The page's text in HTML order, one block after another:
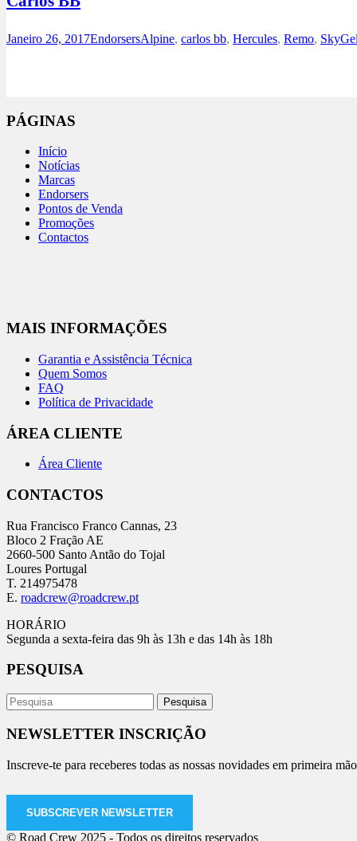
Janeiro 26, 2017EndorsersAlpine, carlos bb, Hercules, Remo,
PÁGINAS
Início
Notícias
Marcas
Endorsers
Pontos de Venda
Promoções
Contactos
MAIS INFORMAÇÕES
Garantia e Assistência Técnica
Quem Somos
FAQ
Política de Privacidade
ÁREA CLIENTE
Área Cliente
CONTACTOS
Rua Francisco Franco Cannas, 23
Bloco 2 Fração AE
2660-500 Santo Antão do Tojal
Loures Portugal
T. 214975478
E. roadcrew@roadcrew.pt
HORÁRIO
Segunda a sexta-feira das 9h às 13h e das 14h às 18h
PESQUISA
NEWSLETTER INSCRIÇÃO
Inscreve-te para receberes todas as nossas novidades em primeira
SUBSCREVER NEWSLETTER
© Road Crew 2025 - Todos os direitos reservados